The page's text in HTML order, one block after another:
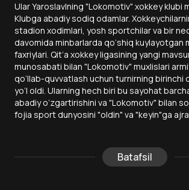
Ular Yaroslavlning "Lokomotiv" xokkey klubi
Klubga abadiy sodiq odamlar.
stadion xodimlari, yosh sportchilar va bir
davomida minbarlarda qo‘shiq kuylayotgan
faxriylari. Qit’a xokkey ligasining yangi
munosabati bilan "Lokomotiv" muxlislari
qo‘llab-quvvatlash uchun turnirning birinchi
yo‘l oldi. Ularning hech biri bu sayohat
abadiy o‘zgartirishini va "Lokomotiv" bilan
fojia sport dunyosini "oldin" va "keyin"ga
Batafsil